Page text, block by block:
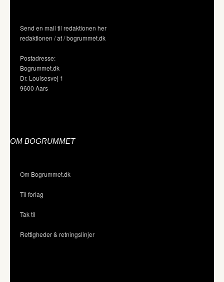
Send en mail til redaktionen her
redaktionen / at / bogrummet.dk
Postadresse:
Bogrummet.dk
Dr. Louisesvej 1
9600 Aars
OM BOGRUMMET
Om Bogrummet.dk
Til forlag
Tak til
Rettigheder & retningslinjer